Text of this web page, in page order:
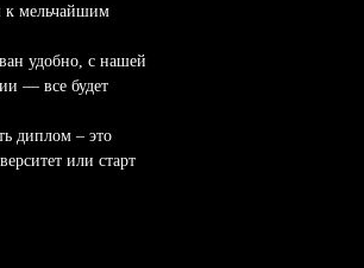
к мельчайшим
удобно, с нашей
— все будет
диплом – это
или старт